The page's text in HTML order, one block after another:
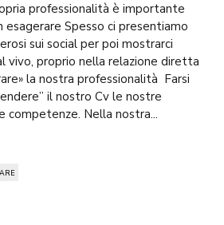
professionalità è importante
Spesso ci presentiamo
sui social per poi mostrarci
vivo, proprio nella relazione diretta
la nostra professionalità Farsi
il nostro Cv le nostre
competenze. Nella nostra...